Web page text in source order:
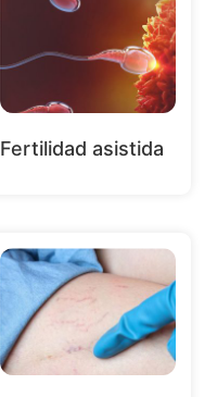
Fertilidad asistida